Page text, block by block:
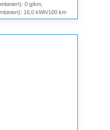
0 g/km,
16,0 kWh/100 km